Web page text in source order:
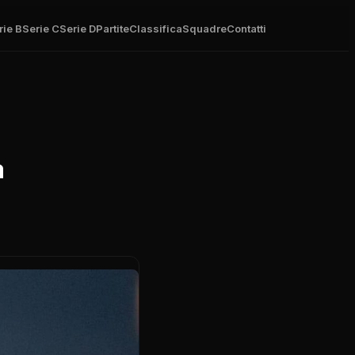
BSerie CSerie DPartiteClassificaSquadreContatti